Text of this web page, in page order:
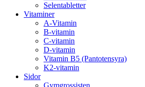
Selentabletter
Vitaminer
A-Vitamin
B-vitamin
C-vitamin
D-vitamin
Vitamin B5 (Pantotensyra)
K2-vitamin
Sidor
Gymgrossisten